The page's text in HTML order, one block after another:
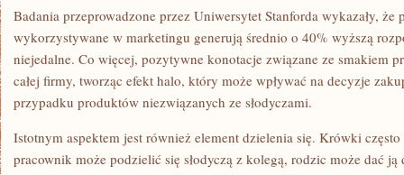
Badania przeprowadzone przez Uniwersytet Stanforda wykazały, że
wykorzystywane w marketingu generują średnio o 40% wyższą
niejedalne. Co więcej, pozytywne konotacje związane ze smakiem
całej firmy, tworząc efekt halo, który może wpływać na decyzje
przypadku produktów niezwiązanych ze słodyczami.
Istotnym aspektem jest również element dzielenia się. Krówki
pracownik może podzielić się słodyczą z kolegą, rodzic może dać